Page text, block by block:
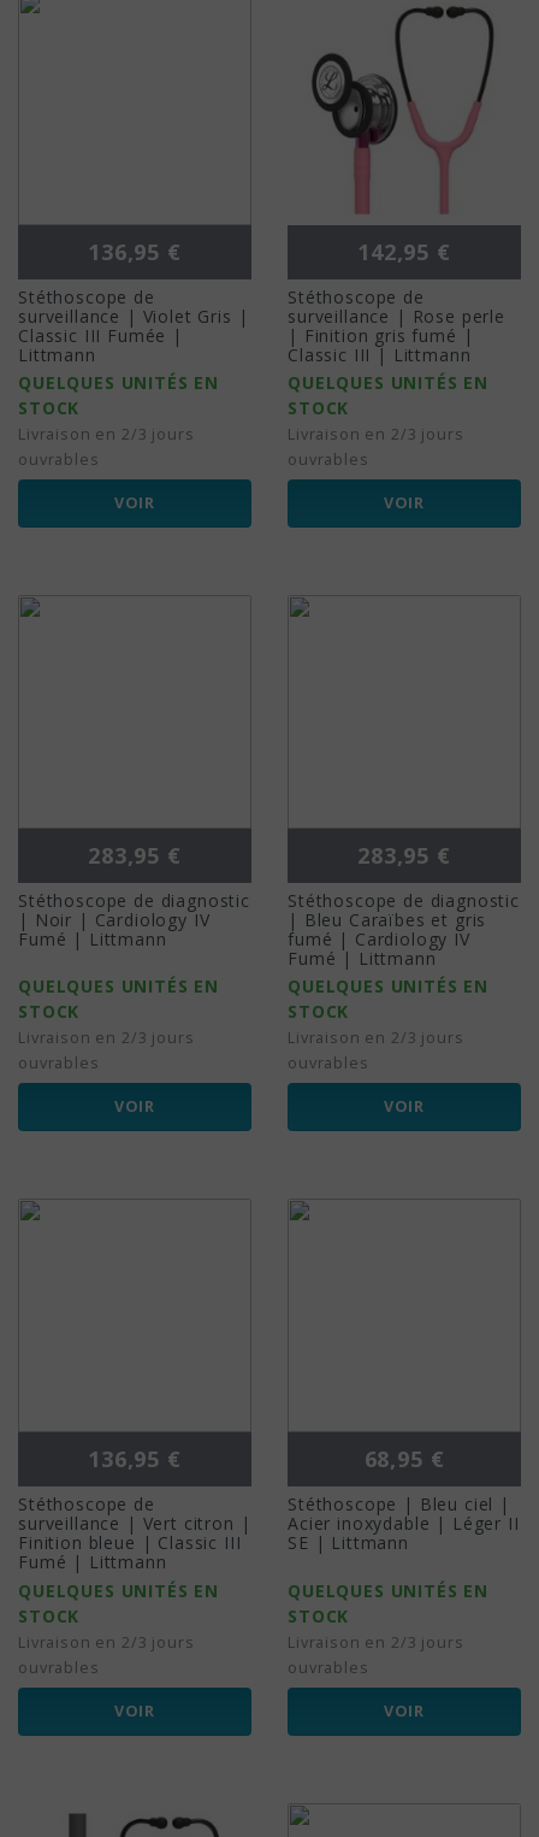
Prix
136,95 €
Stéthoscope de
surveillance | Violet Gris |
Classic III Fumée |
Littmann
QUELQUES UNITÉS EN
STOCK
Livraison en 2/3 jours
ouvrables
VOIR
Prix
142,95 €
Stéthoscope de
surveillance | Rose perle
| Finition gris fumé |
Classic III | Littmann
QUELQUES UNITÉS EN
STOCK
Livraison en 2/3 jours
ouvrables
VOIR
Prix
283,95 €
Stéthoscope de diagnostic
| Noir | Cardiology IV
Fumé | Littmann
QUELQUES UNITÉS EN
STOCK
Livraison en 2/3 jours
ouvrables
VOIR
Prix
283,95 €
Stéthoscope de diagnostic
| Bleu Caraïbes et gris
fumé | Cardiology IV
Fumé | Littmann
QUELQUES UNITÉS EN
STOCK
Livraison en 2/3 jours
ouvrables
VOIR
Prix
136,95 €
Stéthoscope de
surveillance | Vert citron |
Finition bleue | Classic III
Fumé | Littmann
QUELQUES UNITÉS EN
STOCK
Livraison en 2/3 jours
ouvrables
VOIR
Prix
68,95 €
Stéthoscope | Bleu ciel |
Acier inoxydable | Léger II
SE | Littmann
QUELQUES UNITÉS EN
STOCK
Livraison en 2/3 jours
ouvrables
VOIR